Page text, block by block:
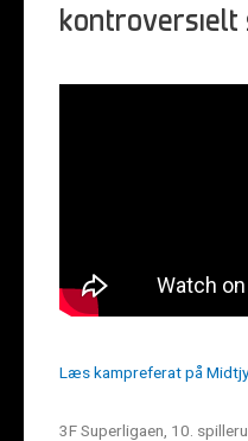
kontroversielt
Læs kampreferat på
3F Superligaen, 10.